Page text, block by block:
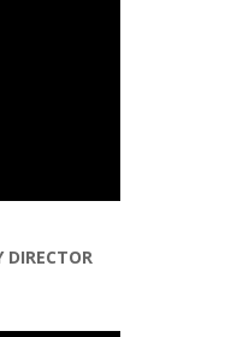
DIRECTOR